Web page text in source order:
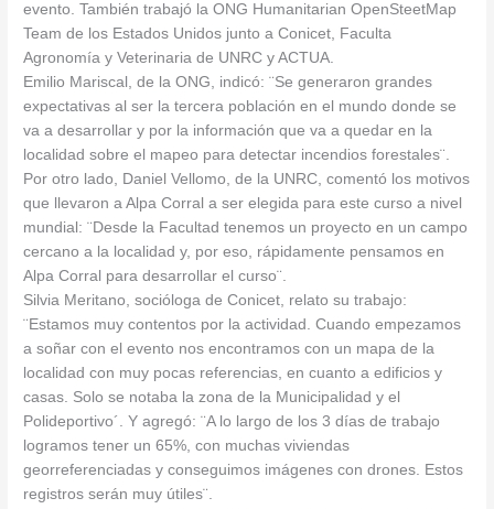
evento. También trabajó la ONG Humanitarian OpenSteetMap
Team de los Estados Unidos junto a Conicet, Faculta
Agronomía y Veterinaria de UNRC y ACTUA.
Emilio Mariscal, de la ONG, indicó: ¨Se generaron grandes
expectativas al ser la tercera población en el mundo donde se
va a desarrollar y por la información que va a quedar en la
localidad sobre el mapeo para detectar incendios forestales¨.
Por otro lado, Daniel Vellomo, de la UNRC, comentó los motivos
que llevaron a Alpa Corral a ser elegida para este curso a nivel
mundial: ¨Desde la Facultad tenemos un proyecto en un campo
cercano a la localidad y, por eso, rápidamente pensamos en
Alpa Corral para desarrollar el curso¨.
Silvia Meritano, socióloga de Conicet, relato su trabajo:
¨Estamos muy contentos por la actividad. Cuando empezamos
a soñar con el evento nos encontramos con un mapa de la
localidad con muy pocas referencias, en cuanto a edificios y
casas. Solo se notaba la zona de la Municipalidad y el
Polideportivo´. Y agregó: ¨A lo largo de los 3 días de trabajo
logramos tener un 65%, con muchas viviendas
georreferenciadas y conseguimos imágenes con drones. Estos
registros serán muy útiles¨.